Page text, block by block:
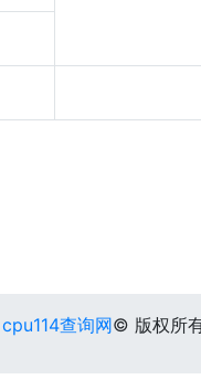
cpu114查询网© 版权所